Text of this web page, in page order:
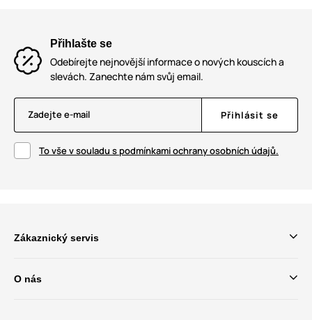
Přihlašte se
Odebírejte nejnovější informace o nových kouscích a
slevách. Zanechte nám svůj email.
Zadejte e-mail Přihlásit se
To vše v souladu s podmínkami ochrany osobních údajů.
Zákaznický servis
O nás